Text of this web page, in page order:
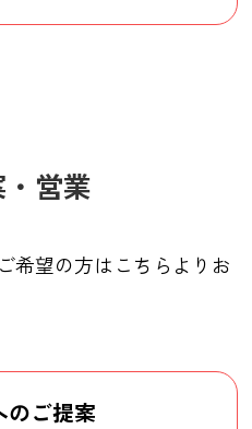
営業
希望の方はこちらよりお
のご提案